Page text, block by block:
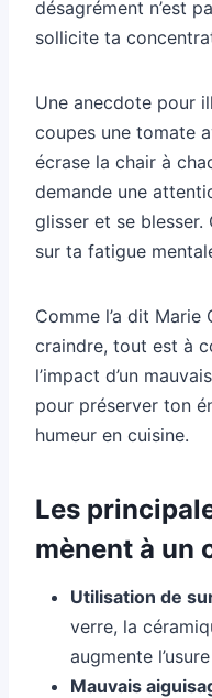
désagrément n’est
sollicite ta
Une anecdote pour
coupes une tomate
écrase la chair à
demande une
glisser et se
sur ta fatigue
Comme l’a dit Marie
craindre, tout est à
l’impact d’un
pour préserver ton
humeur en cuisine.
Les
mènent à un
Utilisation de
verre, la
augmente
Mauvais